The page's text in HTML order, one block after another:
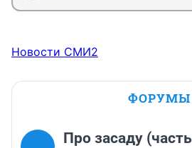
Новости СМИ2
ФОРУМЫ
Про засаду